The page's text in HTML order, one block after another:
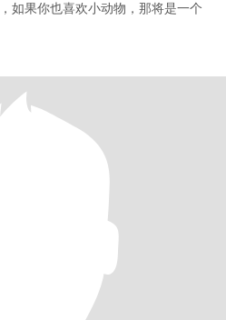
如果你也喜欢小动物，那将是一个